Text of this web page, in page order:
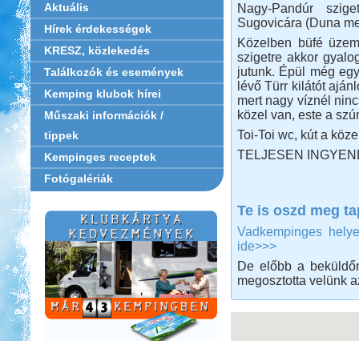
Aktuális
Hírek érdekességek
KRESZ, közlekedés
Találkozók és események
Kemping klubok hírei
Műszaki információk /
tippek
Kempinges receptek
Fotógalériák
Nagy-Pandúr
Sugovicára (Duna
Közelben büfé
szigetre akkor
jutunk. Épül még
lévő Türr kilátót
mert nagy víznél
közel van, este a
Toi-Toi wc, kút a
TELJESEN
Te is oszd meg
Vadkempinges
ide>>>
De előbb a
megosztotta velünk